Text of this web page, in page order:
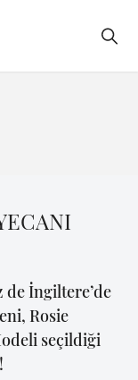
de İngiltere’de
Rosie
seçildiği